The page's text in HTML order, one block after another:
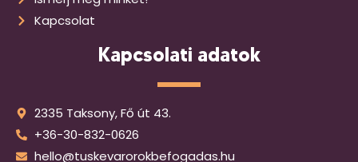
Kapcsolat
Kapcsolati adatok
2335 Taksony, Fő út 43.
+36-30-832-0626
hello@tuskevarorokbefogadas.hu